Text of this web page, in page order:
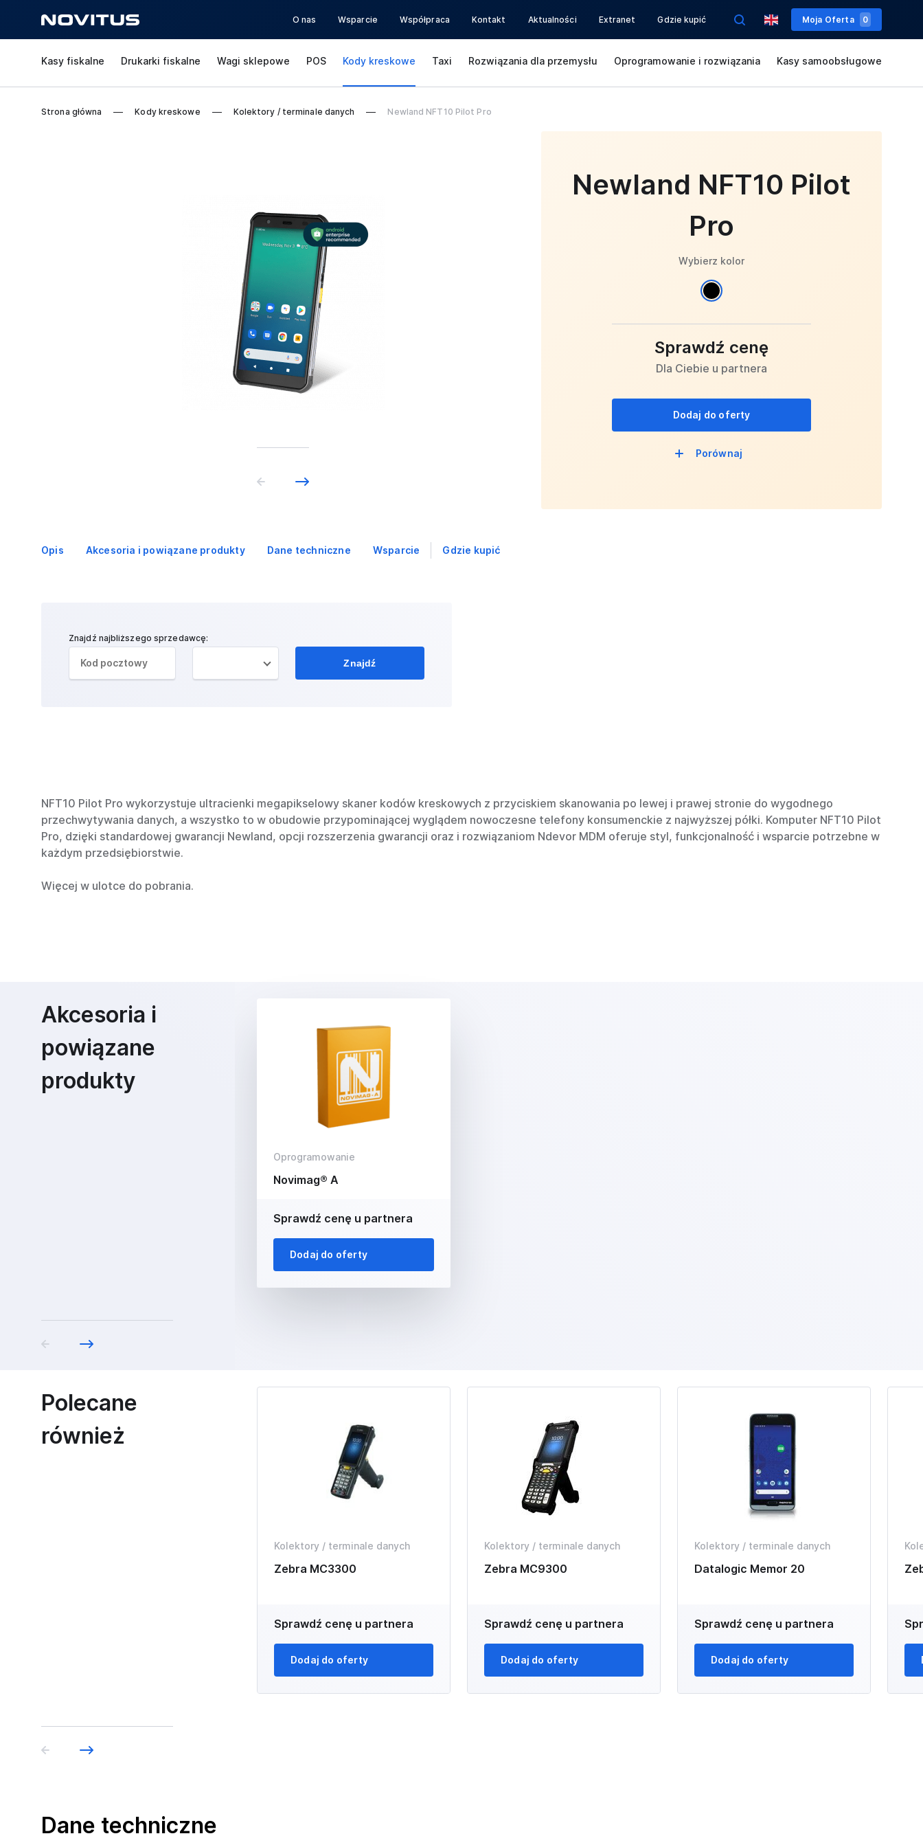
O nas Wsparcie Współpraca Kontakt Aktualności Extranet Gdzie kupić Moja Oferta 0
Kasy fiskalne Drukarki fiskalne Wagi sklepowe POS Kody kreskowe Taxi Rozwiązania dla przemysłu Oprogramowanie i rozwiązania Kasy samoobsługowe
Strona główna Kody kreskowe Kolektory / terminale danych Newland NFT10 Pilot Pro
Newland NFT10 Pilot
Pro
Wybierz kolor
Sprawdź cenę
Dla Ciebie u partnera
Dodaj do oferty
Porównaj
Opis Akcesoria i powiązane produkty Dane techniczne Wsparcie Gdzie kupić
Znajdź najbliższego sprzedawcę:
Znajdź
NFT10 Pilot Pro wykorzystuje ultracienki megapikselowy skaner kodów kreskowych z przyciskiem skanowania po lewej i prawej stronie do wygodnego
przechwytywania danych, a wszystko to w obudowie przypominającej wyglądem nowoczesne telefony konsumenckie z najwyższej półki. Komputer NFT10 Pilot
Pro, dzięki standardowej gwarancji Newland, opcji rozszerzenia gwarancji oraz i rozwiązaniom Ndevor MDM oferuje styl, funkcjonalność i wsparcie potrzebne w
każdym przedsiębiorstwie.
Więcej w ulotce do pobrania.
Akcesoria i
powiązane
produkty
Oprogramowanie
Novimag® A
Sprawdź cenę u partnera
Dodaj do oferty
Polecane
również
Kolektory / terminale danych
Zebra MC3300
Sprawdź cenę u partnera
Dodaj do oferty
Kolektory / terminale danych
Zebra MC9300
Sprawdź cenę u partnera
Dodaj do oferty
Kolektory / terminale danych
Datalogic Memor 20
Sprawdź cenę u partnera
Dodaj do oferty
Dane techniczne